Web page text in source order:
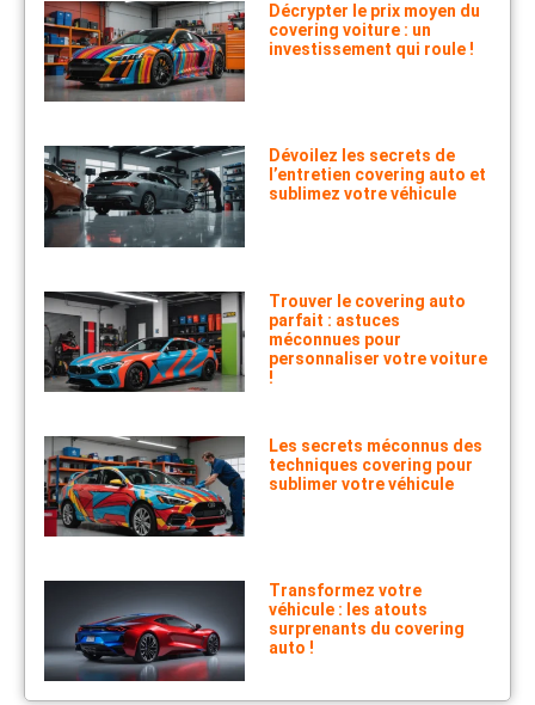
Décrypter le prix moyen du
covering voiture : un
investissement qui roule !
Dévoilez les secrets de
l’entretien covering auto et
sublimez votre véhicule
Trouver le covering auto
parfait : astuces
méconnues pour
personnaliser votre voiture
!
Les secrets méconnus des
techniques covering pour
sublimer votre véhicule
Transformez votre
véhicule : les atouts
surprenants du covering
auto !